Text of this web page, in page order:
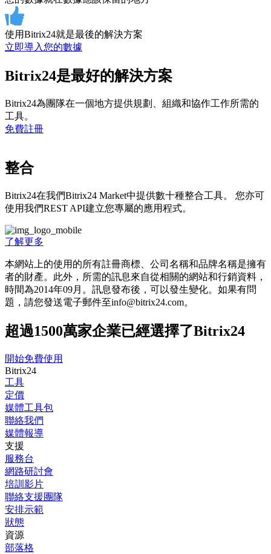
使用Bitrix24就是最後的解決方案
立即導入您的數據
Bitrix24是最好的解決方案
Bitrix24為團隊在一個地方提供規劃、組織和協作工作所需的
工具。
免費註冊
整合
Bitrix24在我們Bitrix24 Market中提供數十種整合工具。 您亦可
使用我們REST API建立您專屬的應用程式。
了解更多
本網站上的使用的所有註冊商標、公司名稱和品牌名稱是擁有
者的財產。此外，所需的訊息來自從相關的網站和行銷資料，
時間為201­4年09月。訊息發布後，可以發生變化。如果有問
題，請您發送電子郵件至info@bitrix24.com。
超過1500萬家企業已經選擇了Bitrix24
開始免費使用
Bitrix24
工具
定價
媒體工具包
聯絡我們
媒體報導
支援
服務台
網路研討會
培訓影片
聯絡支援團隊
安排示範
狀態
資源
部落格